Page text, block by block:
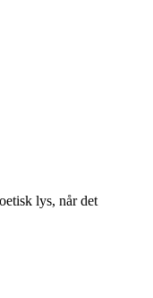
lys, når det